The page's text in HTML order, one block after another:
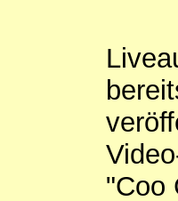
"Coo